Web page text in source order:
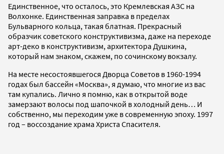
Единственное, что осталось, это Кремлевская АЗС на
Волхонке. Единственная заправка в пределах
Бульварного кольца, такая блатная. Прекрасный
образчик советского конструктивизма, даже на переходе
арт-деко в конструктивизм, архитектора Душкина,
который нам знаком, скажем, по сочинскому вокзалу.
На месте несостоявшегося Дворца Советов в 1960-1994
годах был бассейн «Москва», я думаю, что многие из вас
там купались. Лично я помню, как в открытой воде
замерзают волосы под шапочкой в холодный день… И
собственно, мы переходим уже в современную эпоху. 1997
год – воссоздание храма Христа Спасителя.